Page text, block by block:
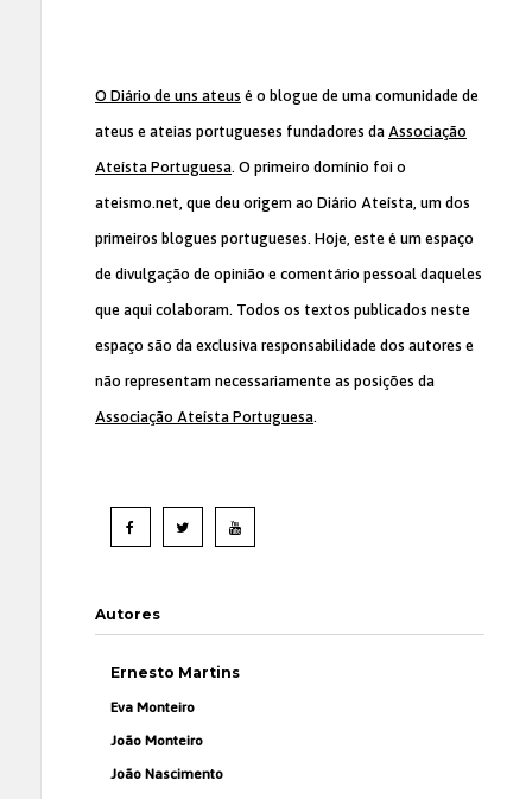
O Diário de uns ateus é o blogue de uma comunidade de
ateus e ateias portugueses fundadores da Associação
Ateísta Portuguesa. O primeiro domínio foi o
ateismo.net, que deu origem ao Diário Ateísta, um dos
primeiros blogues portugueses. Hoje, este é um espaço
de divulgação de opinião e comentário pessoal daqueles
que aqui colaboram. Todos os textos publicados neste
espaço são da exclusiva responsabilidade dos autores e
não representam necessariamente as posições da
Associação Ateísta Portuguesa.
Autores
Ernesto Martins
Eva Monteiro
João Monteiro
João Nascimento